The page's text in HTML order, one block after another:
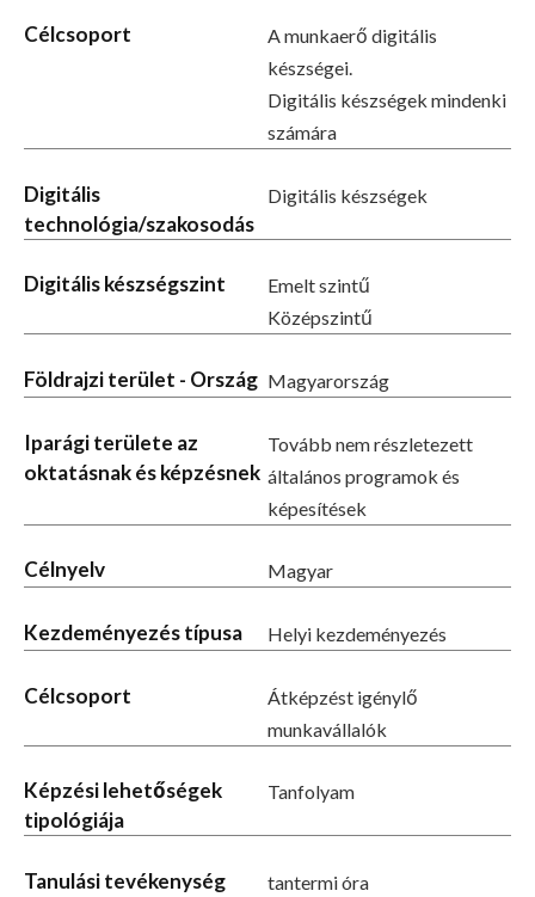
Célcsoport
A munkaerő digitális
készségei.
Digitális készségek mindenki
számára
Digitális
technológia/szakosodás
Digitális készségek
Digitális készségszint
Emelt szintű
Középszintű
Földrajzi terület - Ország Magyarország
Iparági területe az
oktatásnak és képzésnek
Tovább nem részletezett
általános programok és
képesítések
Célnyelv Magyar
Kezdeményezés típusa Helyi kezdeményezés
Célcsoport
Átképzést igénylő
munkavállalók
Képzési lehetőségek
tipológiája
Tanfolyam
Tanulási tevékenység tantermi óra